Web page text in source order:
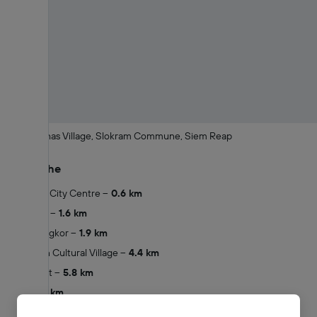
Banteay Chas Village, Slokram Commune, Siem Reap
In der Nähe
Siem Reap City Centre
0.6 km
1.6 km
Artisans Angkor
1.9 km
Cambodian Cultural Village
4.4 km
Angkor Wat
5.8 km
Angkor
7 km